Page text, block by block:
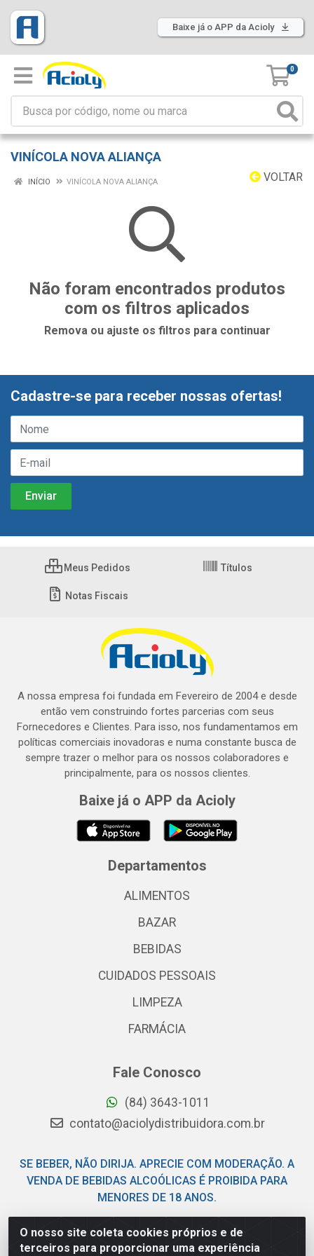
Baixe já o APP da Acioly
0
VINÍCOLA NOVA ALIANÇA
VOLTAR
INÍCIO VINÍCOLA NOVA ALIANÇA
Não foram encontrados produtos
com os filtros aplicados
Remova ou ajuste os filtros para continuar
O nosso site coleta cookies próprios e de
terceiros para proporcionar uma experiência
Cadastre-se para receber nossas ofertas!
Meus Pedidos Títulos
Notas Fiscais
A nossa empresa foi fundada em Fevereiro de 2004 e desde
então vem construindo fortes parcerias com seus
Fornecedores e Clientes. Para isso, nos fundamentamos em
políticas comerciais inovadoras e numa constante busca de
sempre trazer o melhor para os nossos colaboradores e
principalmente, para os nossos clientes.
Baixe já o APP da Acioly
Departamentos
ALIMENTOS
BAZAR
BEBIDAS
CUIDADOS PESSOAIS
LIMPEZA
FARMÁCIA
Fale Conosco
(84) 3643-1011
contato@aciolydistribuidora.com.br
SE BEBER, NÃO DIRIJA. APRECIE COM MODERAÇÃO. A
VENDA DE BEBIDAS ALCOÓLICAS É PROIBIDA PARA
MENORES DE 18 ANOS.
Acioly Distribuidora - Av Piloto Pereira Tim - Parque de